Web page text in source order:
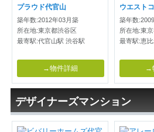
プラウド代官山
築年数:2012年03月築
所在地:東京都渋谷区
最寄駅:代官山駅 渋谷駅
→物件詳細
ウエスト
築年数
所在地:東
最寄駅:恵
→
デザイナーズマンション